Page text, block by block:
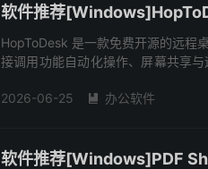
软件推荐
HopToDesk 是一款免费开源的远程
接调用功能自动化操作、屏幕共享
2026-06-25
 办公软件
软件推荐[Windows]PDF